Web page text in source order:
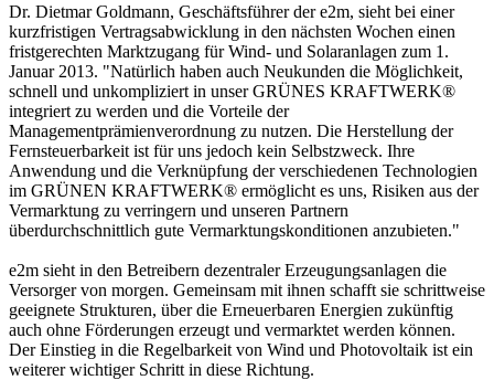
Dr. Dietmar Goldmann, Geschäftsführer der e2m, sieht bei einer
kurzfristigen Vertragsabwicklung in den nächsten Wochen einen
fristgerechten Marktzugang für Wind- und Solaranlagen zum 1.
Januar 2013. "Natürlich haben auch Neukunden die Möglichkeit,
schnell und unkompliziert in unser GRÜNES KRAFTWERK®
integriert zu werden und die Vorteile der
Managementprämienverordnung zu nutzen. Die Herstellung der
Fernsteuerbarkeit ist für uns jedoch kein Selbstzweck. Ihre
Anwendung und die Verknüpfung der verschiedenen Technologien
im GRÜNEN KRAFTWERK® ermöglicht es uns, Risiken aus der
Vermarktung zu verringern und unseren Partnern
überdurchschnittlich gute Vermarktungskonditionen anzubieten."
e2m sieht in den Betreibern dezentraler Erzeugungsanlagen die
Versorger von morgen. Gemeinsam mit ihnen schafft sie schrittweise
geeignete Strukturen, über die Erneuerbaren Energien zukünftig
auch ohne Förderungen erzeugt und vermarktet werden können.
Der Einstieg in die Regelbarkeit von Wind und Photovoltaik ist ein
weiterer wichtiger Schritt in diese Richtung.